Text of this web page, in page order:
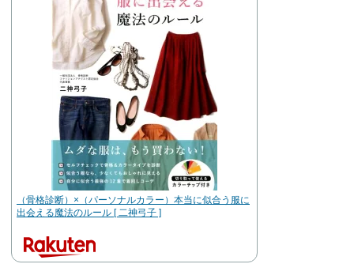
（骨格診断）×（パーソナルカラー）本当に似合う服に
出会える魔法のルール [ 二神弓子 ]